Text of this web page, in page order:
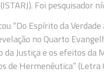
Foi pesquisador
“Do Espírito da
no Quarto
Justiça e os efeitos da
de Hermenêutica”